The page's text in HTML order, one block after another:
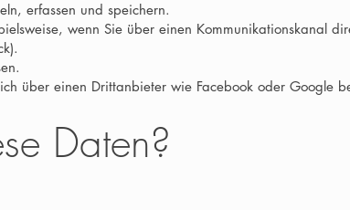
erfassen und speichern.
wenn Sie über einen Kommunikationskanal
über einen Drittanbieter wie Facebook oder Google
Daten?